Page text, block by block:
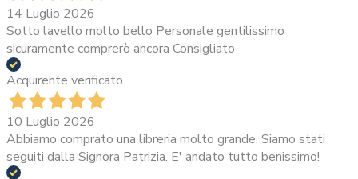
14 Luglio 2026
Sotto lavello molto bello Personale gentilissimo
sicuramente comprerò ancora Consigliato
Acquirente verificato
10 Luglio 2026
Abbiamo comprato una libreria molto grande. Siamo stati
seguiti dalla Signora Patrizia. E' andato tutto benissimo!